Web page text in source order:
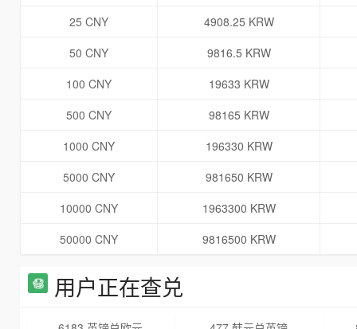
25 CNY
4908.25 KRW
50 CNY
9816.5 KRW
100 CNY
19633 KRW
500 CNY
98165 KRW
1000 CNY
196330 KRW
5000 CNY
981650 KRW
10000 CNY
1963300 KRW
50000 CNY
9816500 KRW
用户正在查兑